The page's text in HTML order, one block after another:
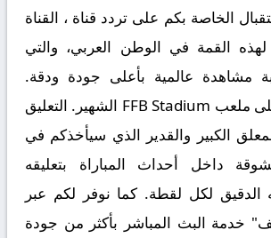
الخاصة بكم على تردد قناة ، القناة
لهذه القمة في الوطن العربي، والتي
مشاهدة عالمية بأعلى جودة ودقة.
ملعب FFB Stadium الشهير. التعليق
الكبير والقدير الذي سيأخذكم في
داخل أحداث المباراة بتعليقه
لكل لقطة. كما نوفر لكم عبر
خدمة البث المباشر بأكثر من جودة